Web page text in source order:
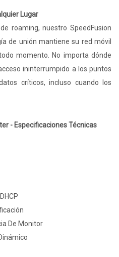
Lugar
roaming, nuestro SpeedFusion
de unión mantiene su red móvil
momento. No importa dónde
ininterrumpido a los puntos
críticos, incluso cuando los
- Especificaciones Técnicas
De Monitor